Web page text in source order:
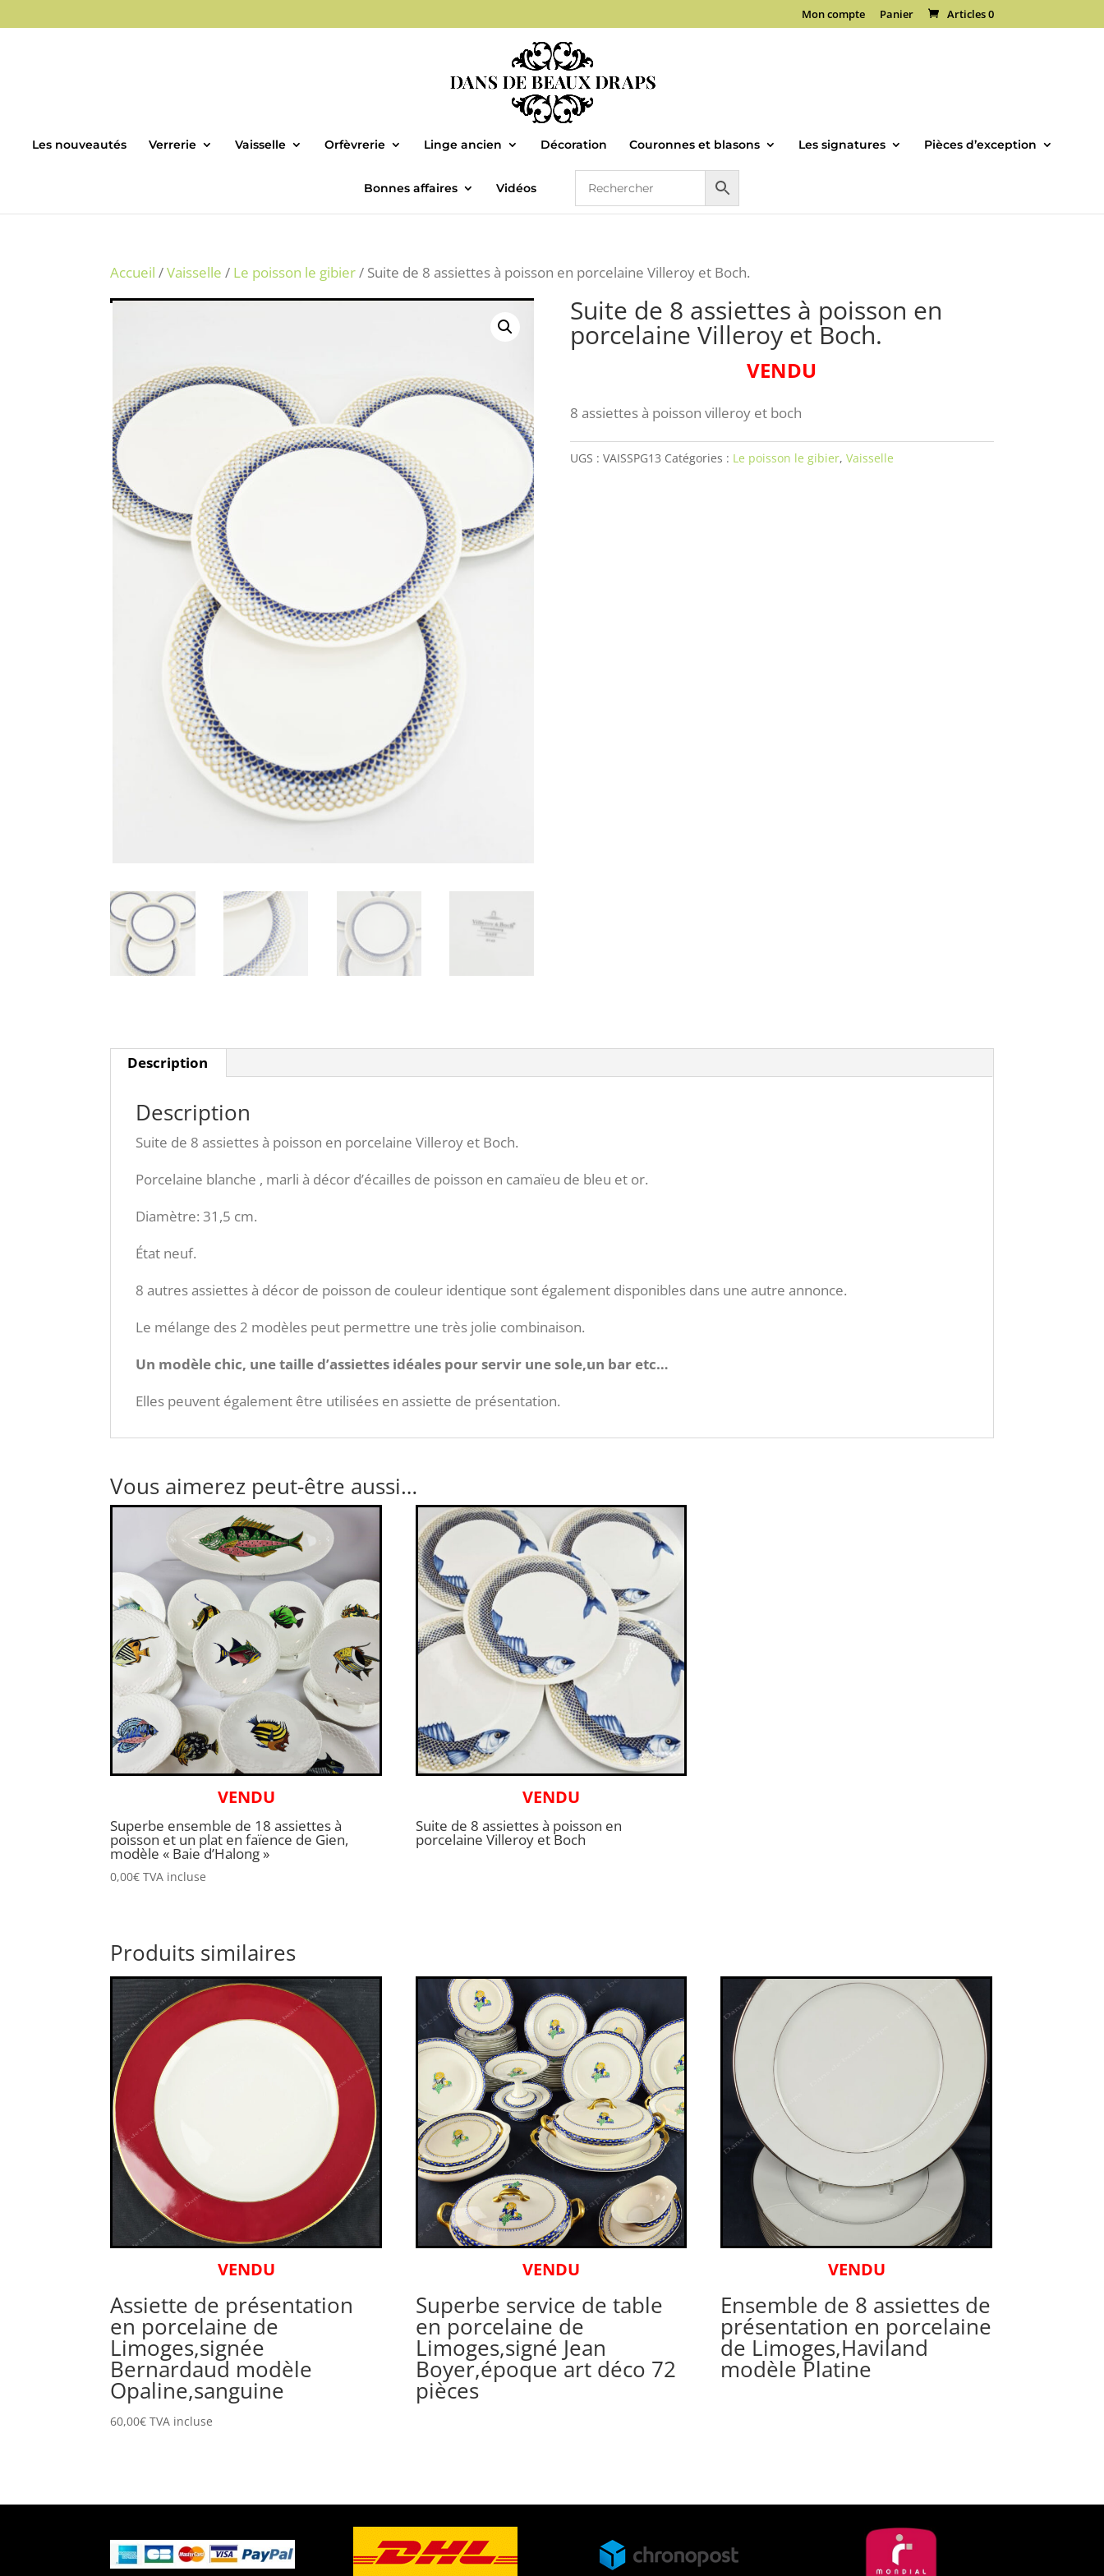
Mon compte Panier Articles 0
Les nouveautés Verrerie Vaisselle Orfèvrerie Linge ancien Décoration Couronnes et blasons Les signatures Pièces d’exception
Bonnes affaires Vidéos
Accueil /Vaisselle / Le poisson le gibier/ Suite de 8 assiettes à poisson en porcelaine Villeroy et Boch.
Suite de 8 assiettes à poisson en
porcelaine Villeroy et Boch.
VENDU
8 assiettes à poisson villeroy et boch
UGS : VAISSPG13 Catégories : Le poisson le gibier, Vaisselle
Description
Description
Suite de 8 assiettes à poisson en porcelaine Villeroy et Boch.
Porcelaine blanche , marli à décor d’écailles de poisson en camaïeu de bleu et or.
Diamètre: 31,5 cm.
État neuf.
8 autres assiettes à décor de poisson de couleur identique sont également disponibles dans une autre annonce.
Le mélange des 2 modèles peut permettre une très jolie combinaison.
Un modèle chic, une taille d’assiettes idéales pour servir une sole,un bar etc…
Elles peuvent également être utilisées en assiette de présentation.
Vous aimerez peut-être aussi…
VENDU
Superbe ensemble de 18 assiettes à
poisson et un plat en faïence de Gien,
modèle « Baie d’Halong »
0,00€ TVA incluse
VENDU
Suite de 8 assiettes à poisson en
porcelaine Villeroy et Boch
Produits similaires
VENDU
Assiette de présentation
en porcelaine de
Limoges,signée
Bernardaud modèle
Opaline,sanguine
60,00€ TVA incluse
VENDU
Superbe service de table
en porcelaine de
Limoges,signé Jean
Boyer,époque art déco 72
pièces
VENDU
Ensemble de 8 assiettes de
présentation en porcelaine
de Limoges,Haviland
modèle Platine